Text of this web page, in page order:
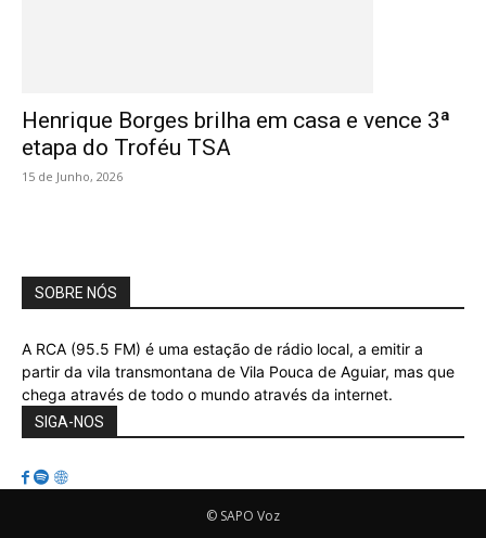
Henrique Borges brilha em casa e vence 3ª
etapa do Troféu TSA
15 de Junho, 2026
SOBRE NÓS
A RCA (95.5 FM) é uma estação de rádio local, a emitir a
partir da vila transmontana de Vila Pouca de Aguiar, mas que
chega através de todo o mundo através da internet.
SIGA-NOS
© SAPO Voz